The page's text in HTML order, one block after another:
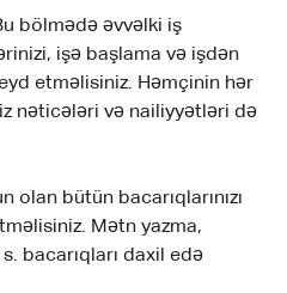
bölmədə əvvəlki iş
işə başlama və işdən
etməlisiniz. Həmçinin hər
nəticələri və nailiyyətləri də
olan bütün bacarıqlarınızı
Mətn yazma,
bacarıqları daxil edə